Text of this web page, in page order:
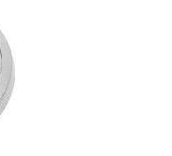
119, ТЁПЛЫЙ